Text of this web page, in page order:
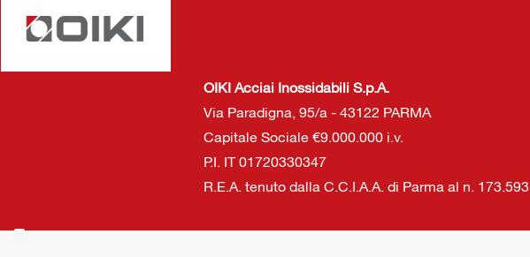
OIKI Acciai Inossidabili S.p.A.
Via Paradigna, 95/a - 43122 PARMA
Capitale Sociale €9.000.000 i.v.
P.I. IT 01720330347
R.E.A. tenuto dalla C.C.I.A.A. di Parma al n. 173.593